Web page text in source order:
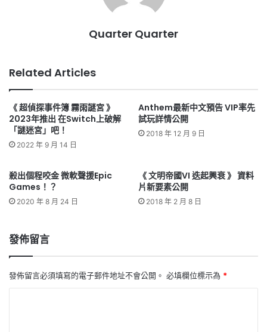
Quarter Quarter
Related Articles
《 超偵探事件簿 霧雨謎宮 》
2023年推出 在Switch上破解
「謎迷宮」吧！
2022 年 9 月 14 日
Anthem最新中文預告 VIP率先
試玩詳情公開
2018 年 12 月 9 日
殺出個程咬金 微軟聲援Epic
Games！？
2020 年 8 月 24 日
《 文明帝國VI 迭起興衰 》 資料
片新要素公開
2018 年 2 月 8 日
發佈留言
發佈留言必須填寫的電子郵件地址不會公開。 必填欄位標示為 *